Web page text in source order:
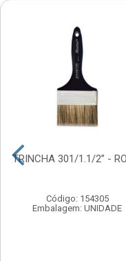
TRINCHA 301/1.1/2” -
Código: 154305
Embalagem: UNIDADE